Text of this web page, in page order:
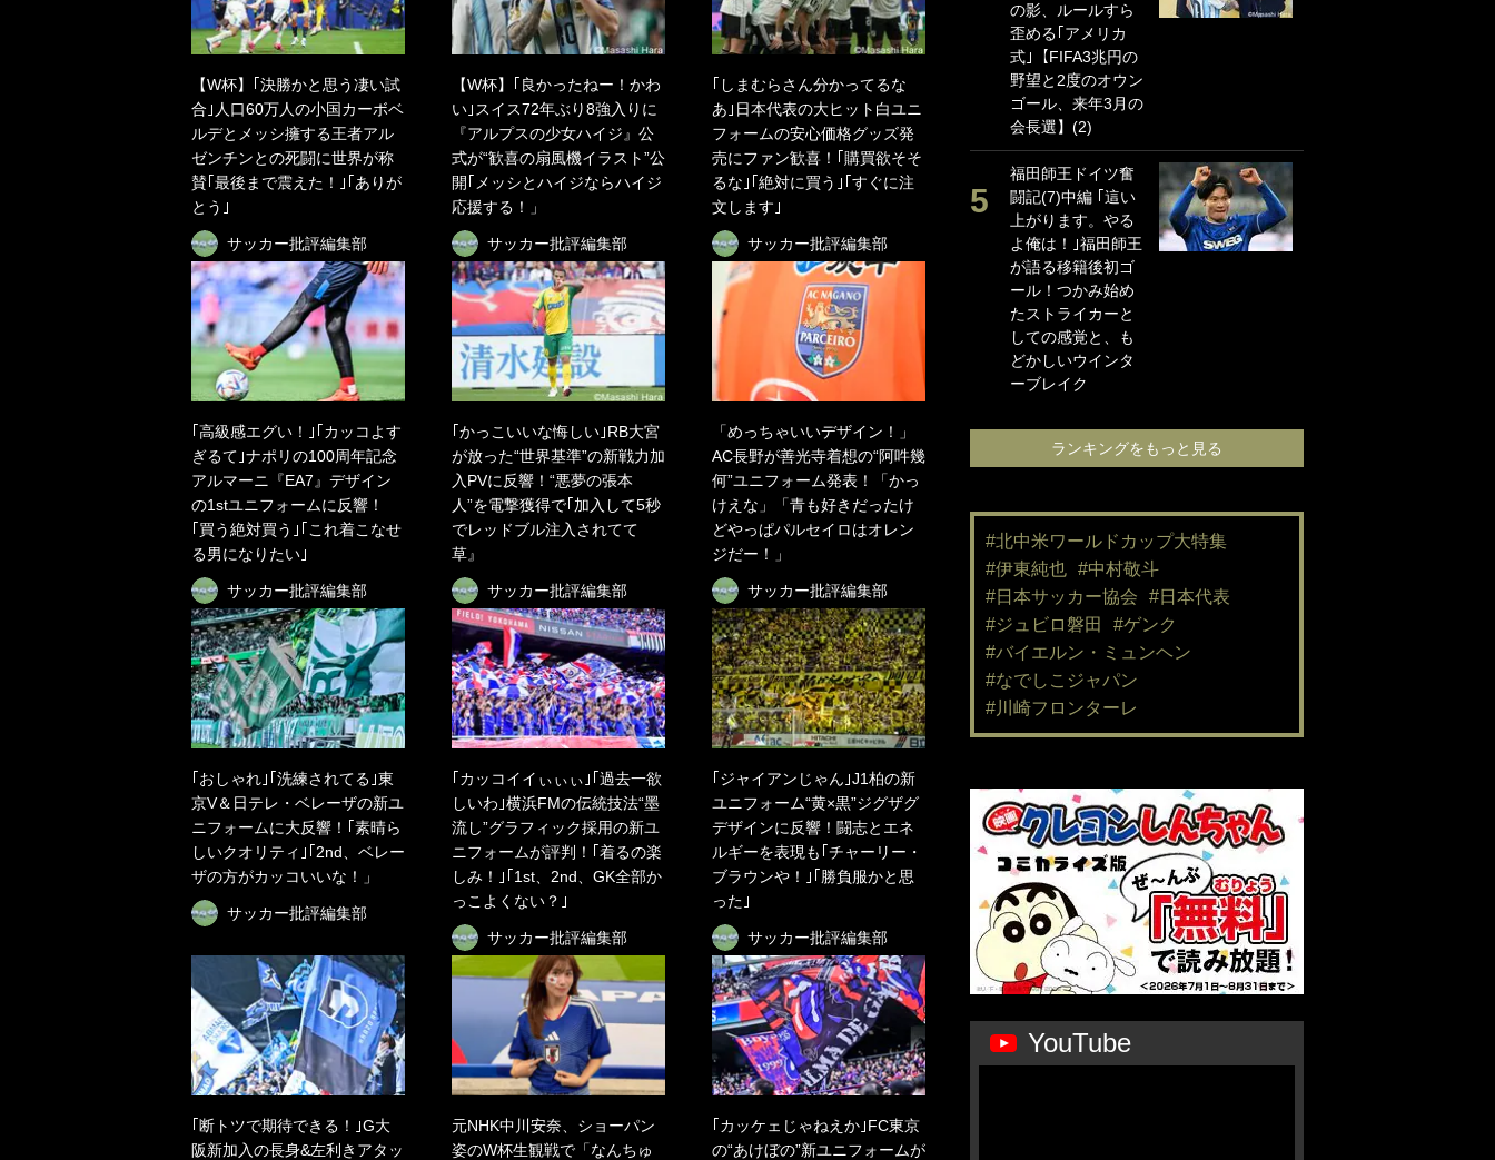
【W杯】｢決勝かと思う凄い試
合｣人口60万人の小国カーボベ
ルデとメッシ擁する王者アル
ゼンチンとの死闘に世界が称
賛｢最後まで震えた！｣｢ありが
とう｣
サッカー批評編集部
【W杯】｢良かったねー！かわ
い｣スイス72年ぶり8強入りに
『アルプスの少女ハイジ』公
式が“歓喜の扇風機イラスト”公
開｢メッシとハイジならハイジ
応援する！」
サッカー批評編集部
｢しまむらさん分かってるな
あ｣日本代表の大ヒット白ユニ
フォームの安心価格グッズ発
売にファン歓喜！｢購買欲そそ
るな｣｢絶対に買う｣｢すぐに注
文します｣
サッカー批評編集部
｢高級感エグい！｣｢カッコよす
ぎるて｣ナポリの100周年記念
アルマーニ『EA7』デザイン
の1stユニフォームに反響！
｢買う絶対買う｣｢これ着こなせ
る男になりたい｣
サッカー批評編集部
｢かっこいいな悔しい｣RB大宮
が放った“世界基準”の新戦力加
入PVに反響！“悪夢の張本
人”を電撃獲得で｢加入して5秒
でレッドブル注入されてて
草』
サッカー批評編集部
「めっちゃいいデザイン！」
AC長野が善光寺着想の“阿吽幾
何”ユニフォーム発表！「かっ
けえな」「青も好きだったけ
どやっぱパルセイロはオレン
ジだー！」
サッカー批評編集部
｢おしゃれ｣｢洗練されてる｣東
京V＆日テレ・ベレーザの新ユ
ニフォームに大反響！｢素晴ら
しいクオリティ｣｢2nd、ベレー
ザの方がカッコいいな！」
サッカー批評編集部
｢カッコイイぃぃぃ｣｢過去一欲
しいわ｣横浜FMの伝統技法“墨
流し”グラフィック採用の新ユ
ニフォームが評判！｢着るの楽
しみ！｣｢1st、2nd、GK全部か
っこよくない？｣
サッカー批評編集部
｢ジャイアンじゃん｣J1柏の新
ユニフォーム“黄×黒”ジグザグ
デザインに反響！闘志とエネ
ルギーを表現も｢チャーリー・
ブラウンや！｣｢勝負服かと思
った｣
サッカー批評編集部
｢断トツで期待できる！｣G大
阪新加入の長身&左利きアタッ
元NHK中川安奈、ショーパン
姿のW杯生観戦で「なんちゅ
｢カッケェじゃねえか｣FC東京
の“あけぼの”新ユニフォームが
の影、ルールすら
歪める｢アメリカ
式｣【FIFA3兆円の
野望と2度のオウン
ゴール、来年3月の
会長選】(2)
福田師王ドイツ奮
闘記(7)中編 ｢這い
上がります。やる
よ俺は！｣福田師王
が語る移籍後初ゴ
ール！つかみ始め
たストライカーと
しての感覚と、も
どかしいウインタ
ーブレイク
ランキングをもっと見る
#北中米ワールドカップ大特集
#伊東純也 #中村敬斗
#日本サッカー協会
#日本代表
#ジュビロ磐田
#ゲンク
#バイエルン・ミュンヘン
#なでしこジャパン
#川崎フロンターレ
YouTube